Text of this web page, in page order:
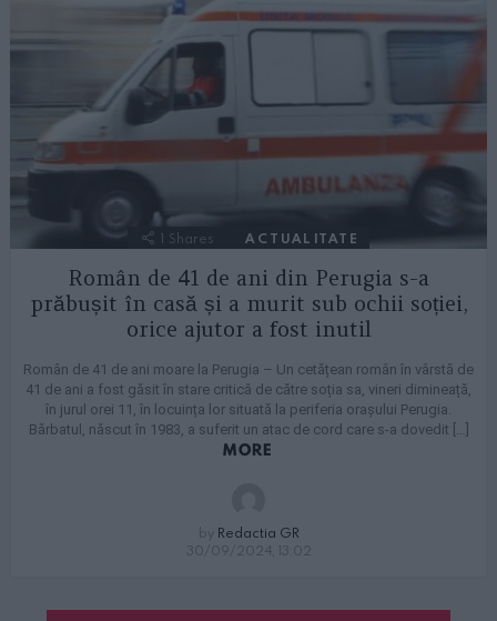
1 Shares ACTUALITATE
Român de 41 de ani din Perugia s-a
prăbușit în casă și a murit sub ochii soției,
orice ajutor a fost inutil
Român de 41 de ani moare la Perugia – Un cetățean român în vârstă de
41 de ani a fost găsit în stare critică de către soția sa, vineri dimineață,
în jurul orei 11, în locuința lor situată la periferia orașului Perugia.
Bărbatul, născut în 1983, a suferit un atac de cord care s-a dovedit […]
MORE
by Redactia GR
30/09/2024, 13:02